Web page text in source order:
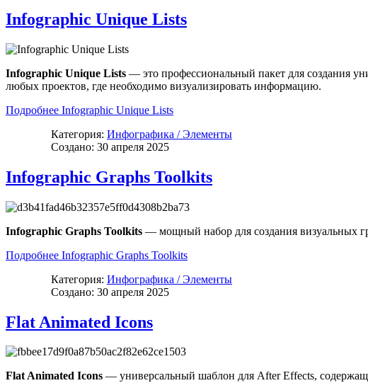
Infographic Unique Lists
Infographic Unique Lists — это профессиональный пакет для создания
любых проектов, где необходимо визуализировать информацию.
Подробнее Infographic Unique Lists
Категория: Инфографика / Элементы
Создано: 30 апреля 2025
Infographic Graphs Toolkits
Infographic Graphs Toolkits — мощный набор для создания визуальных
Подробнее Infographic Graphs Toolkits
Категория: Инфографика / Элементы
Создано: 30 апреля 2025
Flat Animated Icons
Flat Animated Icons — универсальный шаблон для After Effects,